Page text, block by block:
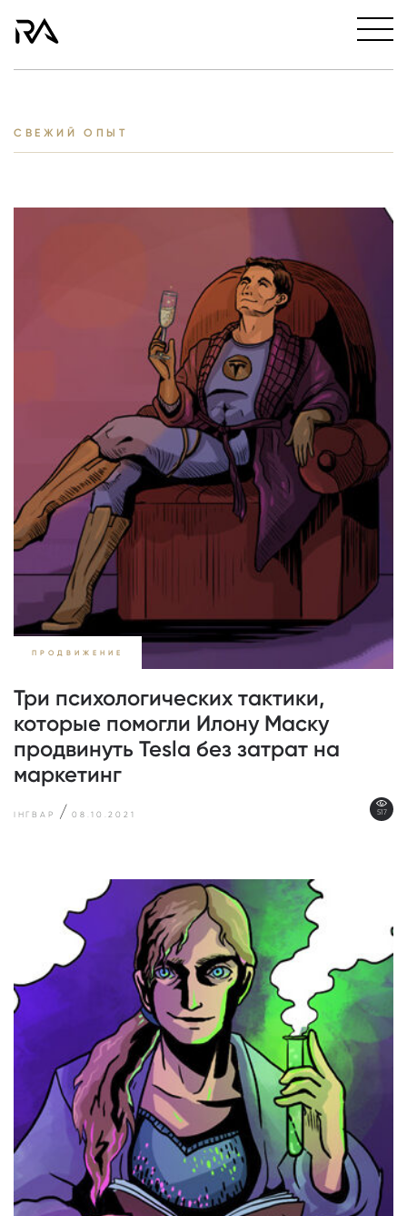
СВЕЖИЙ ОПЫТ
ПРОДВИЖЕНИЕ
Три психологических тактики,
которые помогли Илону Маску
продвинуть Tesla без затрат на
маркетинг
ІНГВАР /08.10.2021 517